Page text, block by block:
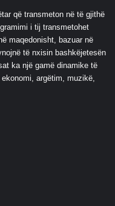
që transmeton në të gjithë
i tij transmetohet
maqedonisht, bazuar në
të nxisin bashkëjetesën
ka një gamë dinamike të
argëtim, muzikë,